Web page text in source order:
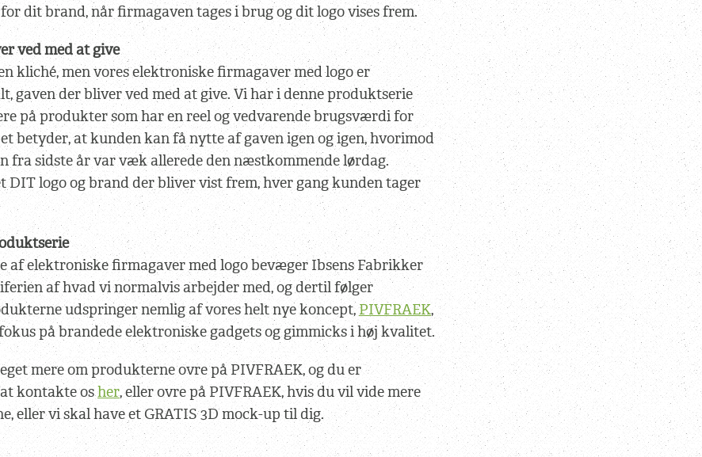
dit brand, når firmagaven tages i brug og dit logo vises frem.
ved med at give
kliché, men vores elektroniske firmagaver med logo er
gaven der bliver ved med at give. Vi har i denne produktserie
på produkter som har en reel og vedvarende brugsværdi for
betyder, at kunden kan få nytte af gaven igen og igen, hvorimod
fra sidste år var væk allerede den næstkommende lørdag.
DIT logo og brand der bliver vist frem, hver gang kunden tager
af elektroniske firmagaver med logo bevæger Ibsens Fabrikker
af hvad vi normalvis arbejder med, og dertil følger
udspringer nemlig af vores helt nye koncept,PIVFRAEK,
på brandede elektroniske gadgets og gimmicks i høj kvalitet.
mere om produkterne ovre på PIVFRAEK, og du er
kontakte osher, eller ovre på PIVFRAEK, hvis du vil vide mere
eller vi skal have et GRATIS 3D mock-up til dig.